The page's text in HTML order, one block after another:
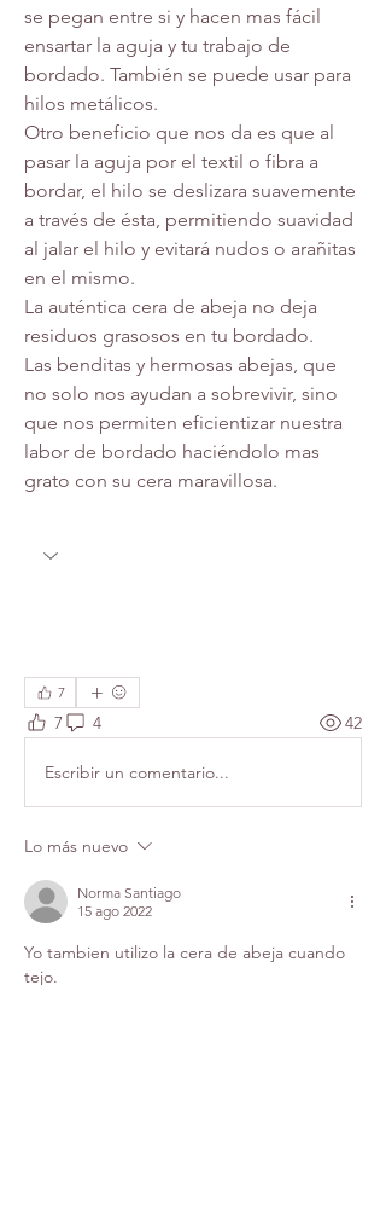
se pegan entre si y hacen mas fácil
ensartar la aguja y tu trabajo de
bordado. También se puede usar para
hilos metálicos.
Otro beneficio que nos da es que al
pasar la aguja por el textil o fibra a
bordar, el hilo se deslizara suavemente
a través de ésta, permitiendo suavidad
al jalar el hilo y evitará nudos o arañitas
en el mismo.
La auténtica cera de abeja no deja
residuos grasosos en tu bordado.
Las benditas y hermosas abejas, que
no solo nos ayudan a sobrevivir, sino
que nos permiten eficientizar nuestra
labor de bordado haciéndolo mas
grato con su cera maravillosa.
7
7 4 42
Escribir un comentario...
Lo más nuevo
Norma Santiago
15 ago 2022
Yo tambien utilizo la cera de abeja cuando
tejo.